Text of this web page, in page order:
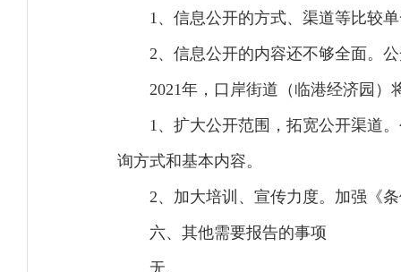
1、信息公开的方式、渠道等比较
2、信息公开的内容还不够全面。
2021年，口岸街道（临港经济园
1、扩大公开范围，拓宽公开渠道
询方式和基本内容。
2、加大培训、宣传力度。加强《
六、其他需要报告的事项
无。